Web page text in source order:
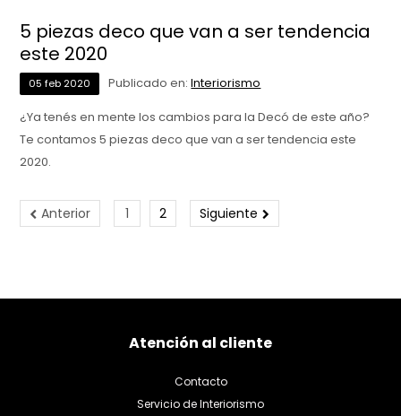
5 piezas deco que van a ser tendencia
este 2020
05 feb 2020 Publicado en:Interiorismo
¿Ya tenés en mente los cambios para la Decó de este año?
Te contamos 5 piezas deco que van a ser tendencia este
2020.
Anterior 1 2 Siguiente
Atención al cliente
Contacto
Servicio de Interiorismo